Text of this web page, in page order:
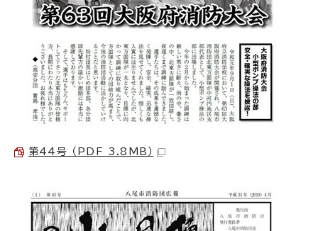
第44号 （PDF 3.8MB）